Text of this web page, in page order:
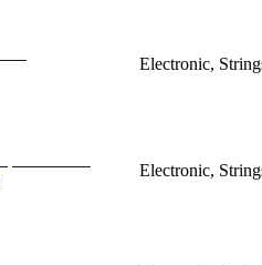
Electronic,
Electronic,